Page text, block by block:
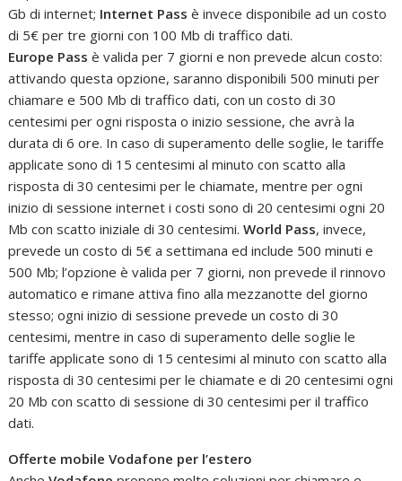
Gb di internet; Internet Pass è invece disponibile ad un costo
di 5€ per tre giorni con 100 Mb di traffico dati.
Europe Pass è valida per 7 giorni e non prevede alcun costo:
attivando questa opzione, saranno disponibili 500 minuti per
chiamare e 500 Mb di traffico dati, con un costo di 30
centesimi per ogni risposta o inizio sessione, che avrà la
durata di 6 ore. In caso di superamento delle soglie, le tariffe
applicate sono di 15 centesimi al minuto con scatto alla
risposta di 30 centesimi per le chiamate, mentre per ogni
inizio di sessione internet i costi sono di 20 centesimi ogni 20
Mb con scatto iniziale di 30 centesimi.World Pass, invece,
prevede un costo di 5€ a settimana ed include 500 minuti e
500 Mb; l’opzione è valida per 7 giorni, non prevede il rinnovo
automatico e rimane attiva fino alla mezzanotte del giorno
stesso; ogni inizio di sessione prevede un costo di 30
centesimi, mentre in caso di superamento delle soglie le
tariffe applicate sono di 15 centesimi al minuto con scatto alla
risposta di 30 centesimi per le chiamate e di 20 centesimi ogni
20 Mb con scatto di sessione di 30 centesimi per il traffico
dati.
Offerte mobile Vodafone per l’estero